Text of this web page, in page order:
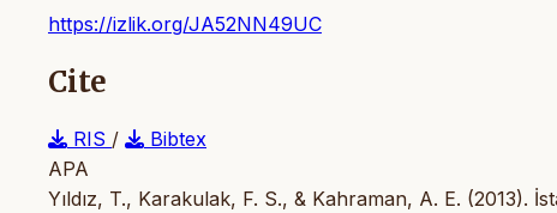
https://izlik.org/JA52NN49UC
Cite
RIS /
Bibtex
APA
Yıldız, T., Karakulak, F. S., & Kahraman, A. E. (2013).